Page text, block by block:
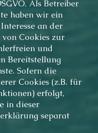
Als Betreiber
haben wir ein
an der
von Cookies zur
und
Bereitstellung
Sofern die
Cookies (z.B. für
erfolgt,
in dieser
separat